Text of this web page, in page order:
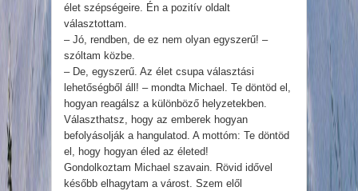
élet szépségeire. Én a pozitív oldalt
választottam.
– Jó, rendben, de ez nem olyan egyszerű! –
szóltam közbe.
– De, egyszerű. Az élet csupa választási
lehetőségből áll! – mondta Michael. Te döntöd el,
hogyan reagálsz a különböző helyzetekben.
Választhatsz, hogy az emberek hogyan
befolyásolják a hangulatod. A mottóm: Te döntöd
el, hogy hogyan éled az életed!
Gondolkoztam Michael szavain. Rövid idővel
később elhagytam a várost. Szem elől